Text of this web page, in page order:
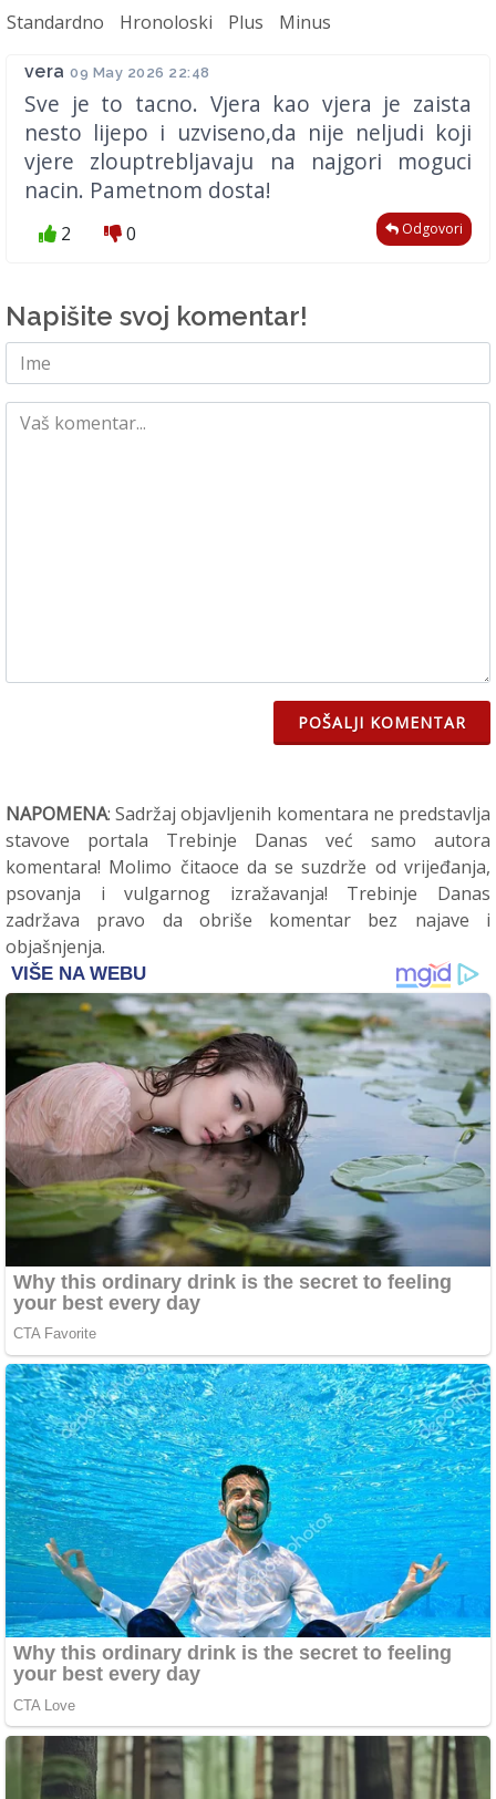
Standardno Hronoloski Plus Minus
vera09 May 2026 22:48
Sve je to tacno. Vjera kao vjera je zaista
nesto lijepo i uzviseno,da nije neljudi koji
vjere zlouptrebljavaju na najgori moguci
nacin. Pametnom dosta!
2 0 Odgovori
Napišite svoj komentar!
POŠALJI KOMENTAR
NAPOMENA: Sadržaj objavljenih komentara ne predstavlja
stavove portala Trebinje Danas već samo autora
komentara! Molimo čitaoce da se suzdrže od vrijeđanja,
psovanja i vulgarnog izražavanja! Trebinje Danas
zadržava pravo da obriše komentar bez najave i
objašnjenja.